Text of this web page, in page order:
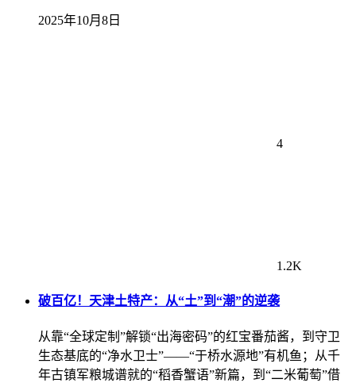
2025年10月8日
4
1.2K
破百亿！天津土特产：从“土”到“潮”的逆袭
从靠“全球定制”解锁“出海密码”的红宝番茄酱，到守卫
生态基底的“净水卫士”——“于桥水源地”有机鱼；从千
年古镇军粮城谱就的“稻香蟹语”新篇，到“二米葡萄”借